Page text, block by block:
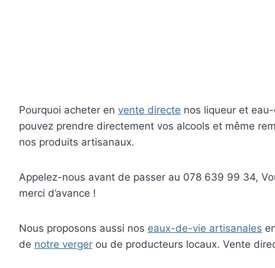
Pourquoi acheter en vente directe nos liqueur et
pouvez prendre directement vos alcools et même
nos produits artisanaux.
Appelez-nous avant de passer au 078 639 99 34,
merci d’avance !
Nous proposons aussi nos eaux-de-vie artisanales
de notre verger ou de producteurs locaux. Vente